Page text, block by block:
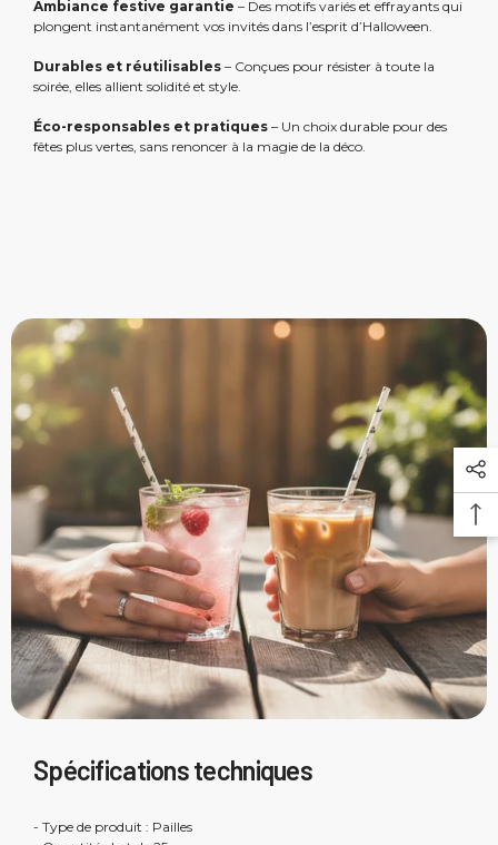
Ambiance festive garantie – Des motifs variés et effrayants qui
plongent instantanément vos invités dans l’esprit d’Halloween.
Durables et réutilisables – Conçues pour résister à toute la
soirée, elles allient solidité et style.
Éco-responsables et pratiques – Un choix durable pour des
fêtes plus vertes, sans renoncer à la magie de la déco.
Spécifications techniques
- Type de produit : Pailles